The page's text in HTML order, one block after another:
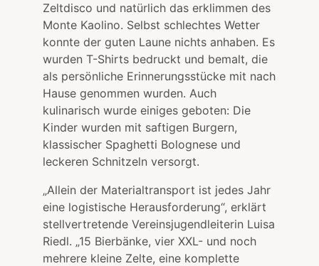
Zeltdisco und natürlich das erklimmen des
Monte Kaolino. Selbst schlechtes Wetter
konnte der guten Laune nichts anhaben. Es
wurden T-Shirts bedruckt und bemalt, die
als persönliche Erinnerungsstücke mit nach
Hause genommen wurden. Auch
kulinarisch wurde einiges geboten: Die
Kinder wurden mit saftigen Burgern,
klassischer Spaghetti Bolognese und
leckeren Schnitzeln versorgt.
„Allein der Materialtransport ist jedes Jahr
eine logistische Herausforderung“, erklärt
stellvertretende Vereinsjugendleiterin Luisa
Riedl. „15 Bierbänke, vier XXL- und noch
mehrere kleine Zelte, eine komplette